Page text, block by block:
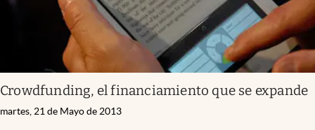
Crowdfunding, el financiamiento que se expande
martes, 21 de Mayo de 2013